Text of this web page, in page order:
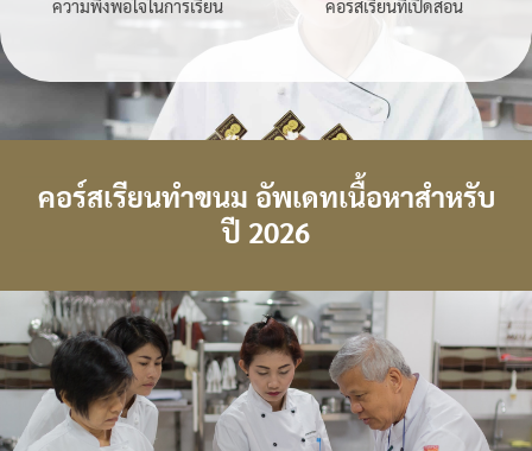
ความพึงพอใจในการเรียน คอร์สเรียนที่เปิดสอน
คอร์สเรียนทำขนม อัพเดทเนื้อหาสำหรับ
ปี 2026